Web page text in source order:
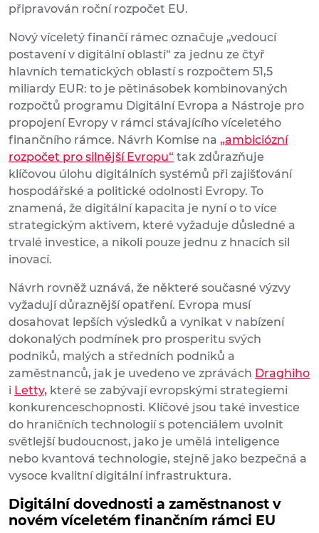
připravován roční rozpočet EU.
Nový víceletý finančí rámec označuje „vedoucí
postavení v digitální oblasti“ za jednu ze čtyř
hlavních tematických oblastí s rozpočtem 51,5
miliardy EUR: to je pětinásobek kombinovaných
rozpočtů programu Digitální Evropa a Nástroje pro
propojení Evropy v rámci stávajícího víceletého
finančního rámce. Návrh Komise na „ambiciózní
rozpočet pro silnější Evropu“ tak zdůrazňuje
klíčovou úlohu digitálních systémů při zajišťování
hospodářské a politické odolnosti Evropy. To
znamená, že digitální kapacita je nyní o to více
strategickým aktivem, které vyžaduje důsledné a
trvalé investice, a nikoli pouze jednu z hnacích sil
inovací.
Návrh rovněž uznává, že některé současné výzvy
vyžadují důraznější opatření. Evropa musí
dosahovat lepších výsledků a vynikat v nabízení
dokonalých podmínek pro prosperitu svých
podniků, malých a středních podniků a
zaměstnanců, jak je uvedeno ve zprávách Draghiho
i Letty, které se zabývají evropskými strategiemi
konkurenceschopnosti. Klíčové jsou také investice
do hraničních technologií s potenciálem uvolnit
světlejší budoucnost, jako je umělá inteligence
nebo kvantová technologie, stejně jako bezpečná a
vysoce kvalitní digitální infrastruktura.
Digitální dovednosti a zaměstnanost v
novém víceletém finančním rámci EU